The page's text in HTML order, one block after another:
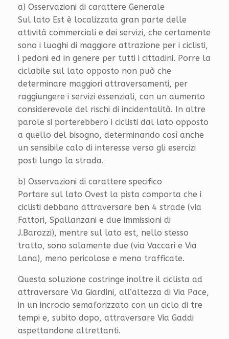
a) Osservazioni di carattere Generale
Sul lato Est è localizzata gran parte delle
attività commerciali e dei servizi, che certamente
sono i luoghi di maggiore attrazione per i ciclisti,
i pedoni ed in genere per tutti i cittadini. Porre la
ciclabile sul lato opposto non può che
determinare maggiori attraversamenti, per
raggiungere i servizi essenziali, con un aumento
considerevole del rischi di incidentalità. In altre
parole si porterebbero i ciclisti dal lato opposto
a quello del bisogno, determinando così anche
un sensibile calo di interesse verso gli esercizi
posti lungo la strada.
b) Osservazioni di carattere specifico
Portare sul lato Ovest la pista comporta che i
ciclisti debbano attraversare ben 4 strade (via
Fattori, Spallanzani e due immissioni di
J.Barozzi), mentre sul lato est, nello stesso
tratto, sono solamente due (via Vaccari e Via
Lana), meno pericolose e meno trafficate.
Questa soluzione costringe inoltre il ciclista ad
attraversare Via Giardini, all’altezza di Via Pace,
in un incrocio semaforizzato con un ciclo di tre
tempi e, subito dopo, attraversare Via Gaddi
aspettandone altrettanti.